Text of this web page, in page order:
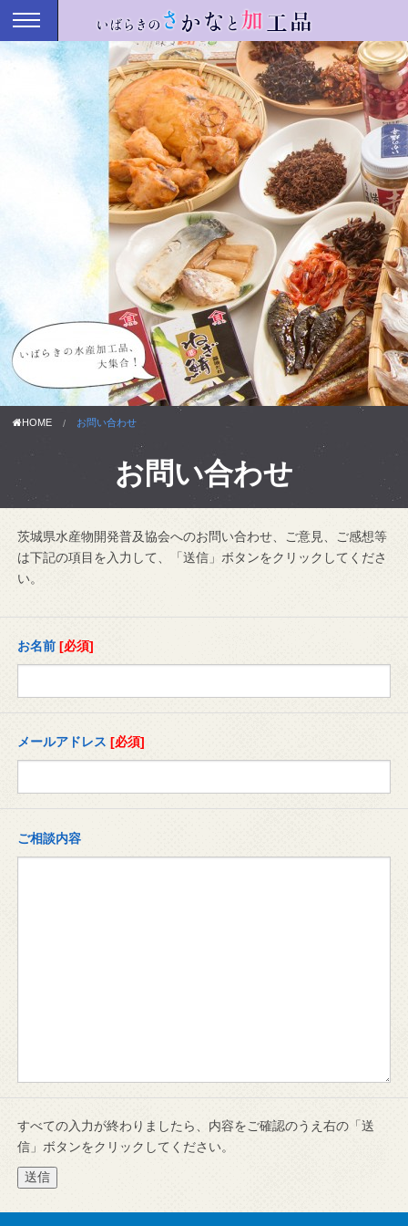
HOME お問い合わせ
お問い合わせ
茨城県水産物開発普及協会へのお問い合わせ、ご意見、ご感想等
は下記の項目を入力して、「送信」ボタンをクリックしてくださ
い。
お名前 [必須]
メールアドレス [必須]
ご相談内容
すべての入力が終わりましたら、内容をご確認のうえ右の「送
信」ボタンをクリックしてください。